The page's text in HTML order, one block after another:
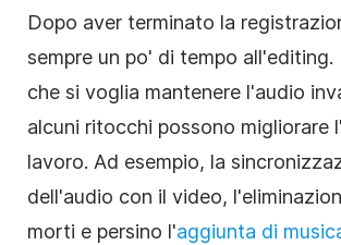
Dopo aver terminato la
sempre un po' di tempo all'editing.
che si voglia mantenere l'audio
alcuni ritocchi possono migliorare
lavoro. Ad esempio, la
dell'audio con il video,
morti e persino l'aggiunta di